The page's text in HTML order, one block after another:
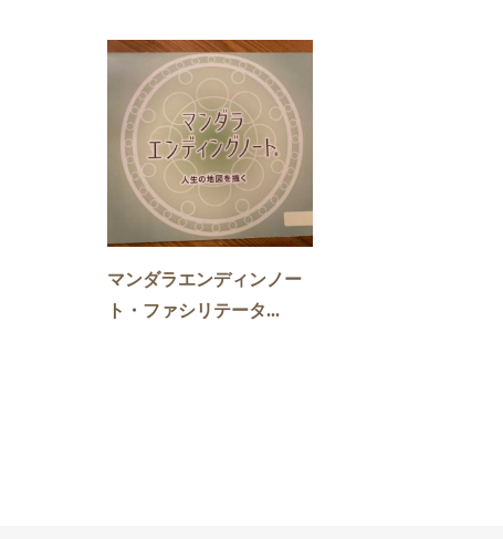
マンダラエンディンノー
ト・ファシリテータ...